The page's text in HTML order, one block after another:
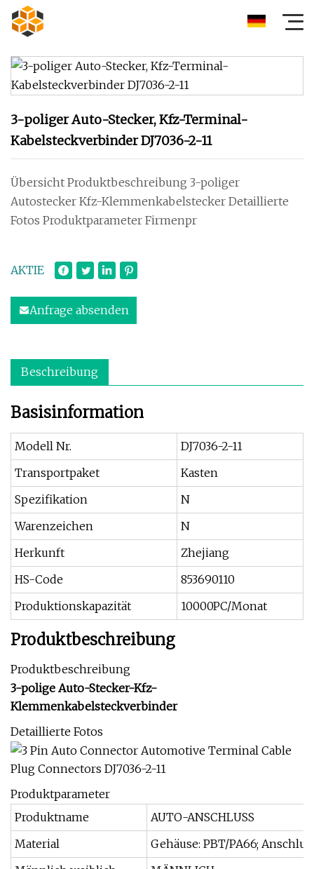
3-poliger Auto-Stecker, Kfz-Terminal-
Kabelsteckverbinder DJ7036-2-11
Übersicht Produktbeschreibung 3-poliger
Autostecker Kfz-Klemmenkabelstecker Detaillierte
Fotos Produktparameter Firmenpr
AKTIE
Anfrage absenden
Beschreibung
Basisinformation
Modell Nr.
DJ7036-2-11
Transportpaket
Kasten
Spezifikation
N
Warenzeichen
N
Herkunft
Zhejiang
HS-Code
853690110
Produktionskapazität
10000PC/Monat
Produktbeschreibung
Produktbeschreibung
3-polige Auto-Stecker-Kfz-
Klemmenkabelsteckverbinder
Detaillierte Fotos
Produktparameter
Produktname
AUTO-ANSCHLUSS
Material
Gehäuse: PBT/PA66;